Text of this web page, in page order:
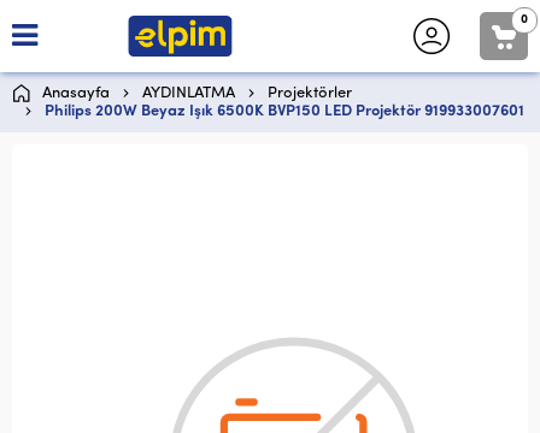
0
Anasayfa AYDINLATMA
Projektörler
Philips 200W Beyaz Işık 6500K BVP150 LED Projektör 919933007601